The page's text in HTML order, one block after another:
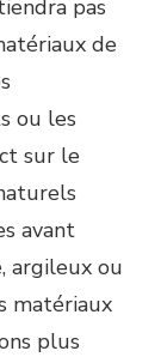
pas
de
ou les
sur le
avant
argileux ou
matériaux
plus